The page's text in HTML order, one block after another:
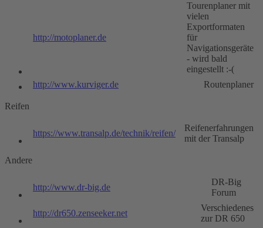
http://motoplaner.de
Tourenplaner mit
vielen
Exportformaten
für
Navigationsgeräte
- wird bald
eingestellt :-(
http://www.kurviger.de
Routenplaner
Reifen
https://www.transalp.de/technik/reifen/
Reifenerfahrungen
mit der Transalp
Andere
http://www.dr-big.de
DR-Big
Forum
http://dr650.zenseeker.net
Verschiedenes
zur DR 650